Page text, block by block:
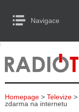
Navigace
RADIA
TELEVIZE
INTERNET
to Content
Homepage > Televize >
zdarma na internetu